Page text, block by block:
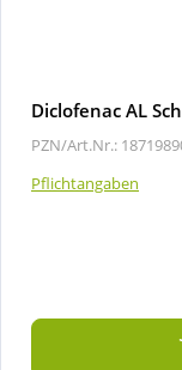
Diclofenac AL
PZN/Art.Nr.:
Pflichtangaben